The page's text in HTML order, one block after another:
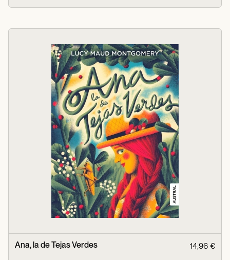
Ana, la de Tejas Verdes 14,96 €